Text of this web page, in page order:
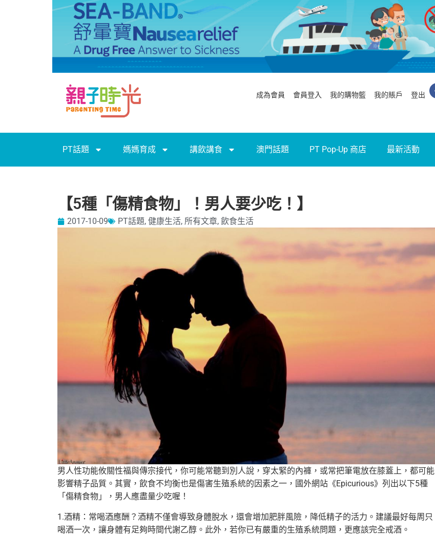
成為會員 會員登入 我的購物籃 我的賬戶 登出
PT話題 媽媽育成 講飲講食 澳門話題 PT Pop-Up 商店 最新活動
【5種「傷精食物」！男人要少吃！】
2017-10-09 PT話題, 健康生活, 所有文章, 飲食生活
男人性功能攸關性福與傳宗接代，你可能常聽到別人說， 穿太緊的內褲，或常把筆電放在膝蓋上，都可能
影響精子品質。 其實，飲食不均衡也是傷害生殖系統的因素之一，國外網站《Epicurious》列出以下5種
「傷精食物」， 男人應盡量少吃喔！
1.酒精：常喝酒應酬？酒精不僅會導致身體脫水， 還會增加肥胖風險，降低精子的活力。建議最好每周只
喝酒一次， 讓身體有足夠時間代謝乙醇。此外，若你已有嚴重的生殖系統問題， 更應該完全戒酒。